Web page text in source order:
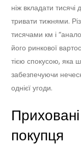
ніж вкладати
тривати тижнями.
тисячами км і
його ринкової
тією спокусою, яка
забезпечуючи
однієї угоди.
покупця